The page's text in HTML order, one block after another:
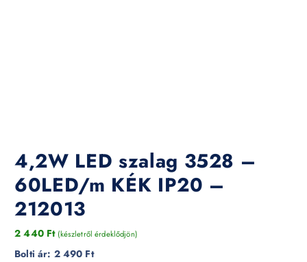
4,2W LED szalag 3528 –
60LED/m KÉK IP20 –
212013
2 440 Ft (készletről érdeklődjön)
Bolti ár: 2 490 Ft